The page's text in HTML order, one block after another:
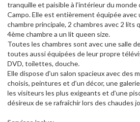
tranquille et paisible à l'intérieur du monde
Campo. Elle est entièrement équipée avec
chambre principale, 2 chambres avec 2 lits
4ème chambre a un lit queen size.
Toutes les chambres sont avec une salle
toutes aussi équipées de leur propre
DVD, toilettes, douche.
Elle dispose d'un salon spacieux avec des
choisis, peintures et d'un décor, une
les visiteurs les plus exigeants et d'une
désireux de se rafraîchir lors des chaudes